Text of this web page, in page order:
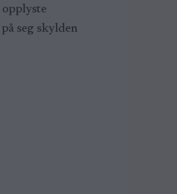
seg skylden